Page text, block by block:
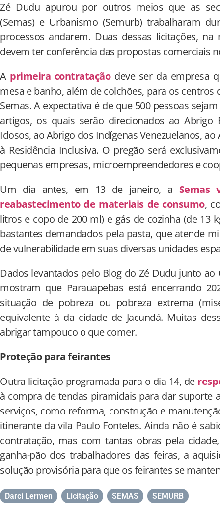
Zé Dudu apurou por outros meios que as
(Semas) e Urbanismo (Semurb) trabalharam
processos andarem. Duas dessas licitações,
devem ter conferência das propostas comerciais
A primeira contrataçãodeve ser da empresa
mesa e banho, além de colchões, para os
Semas. A expectativa é de que 500 pessoas
artigos, os quais serão direcionados ao Abrigo
Idosos, ao Abrigo dos Indígenas Venezuelanos,
à Residência Inclusiva. O pregão será
pequenas empresas, microempreendedores e
Um dia antes, em 13 de janeiro, a Semas
reabastecimento de materiais de consumo,
litros e copo de 200 ml) e gás de cozinha (de 13
bastantes demandados pela pasta, que atende
de vulnerabilidade em suas diversas unidades
Dados levantados pelo Blog do Zé Dudu junto ao
mostram que Parauapebas está encerrando
situação de pobreza ou pobreza extrema
equivalente à da cidade de Jacundá. Muitas
abrigar tampouco o que comer.
Proteção para feirantes
Outra licitação programada para o dia 14, de
à compra de tendas piramidais para dar suporte
serviços, como reforma, construção e
itinerante da vila Paulo Fonteles. Ainda não é
contratação, mas com tantas obras pela
ganha-pão dos trabalhadores das feiras, a
solução provisória para que os feirantes se
Darci Lermen Licitação SEMAS SEMURB